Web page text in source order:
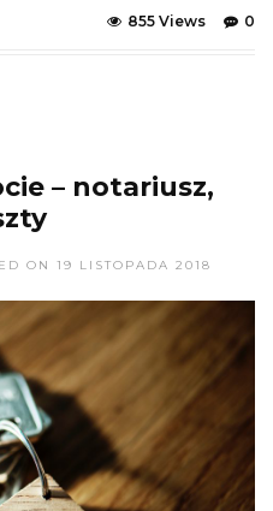
0
855 Views
– notariusz,
ON 19 LISTOPADA 2018